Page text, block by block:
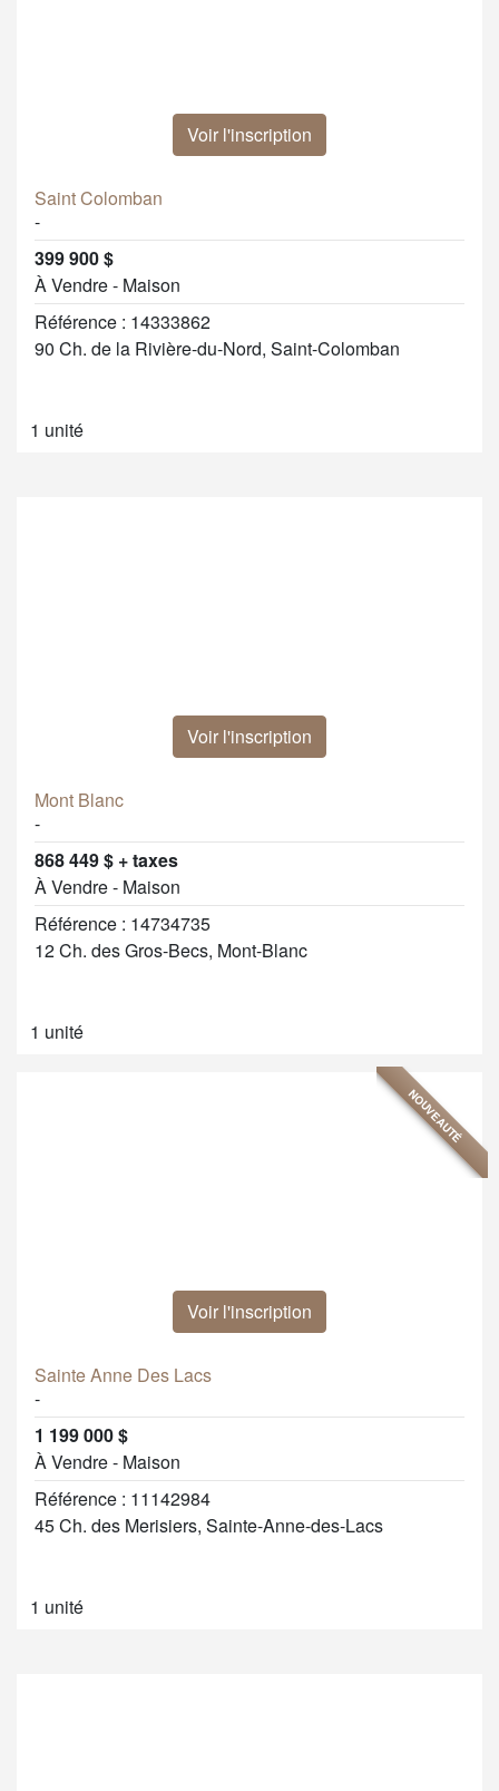
Voir l'inscription
Saint Colomban
-
399 900 $
À Vendre - Maison
Référence : 14333862
90 Ch. de la Rivière-du-Nord, Saint-Colomban
1 unité
Voir l'inscription
Mont Blanc
-
868 449 $ + taxes
À Vendre - Maison
Référence : 14734735
12 Ch. des Gros-Becs, Mont-Blanc
1 unité
NOUVEAUTÉ
Voir l'inscription
Sainte Anne Des Lacs
-
1 199 000 $
À Vendre - Maison
Référence : 11142984
45 Ch. des Merisiers, Sainte-Anne-des-Lacs
1 unité